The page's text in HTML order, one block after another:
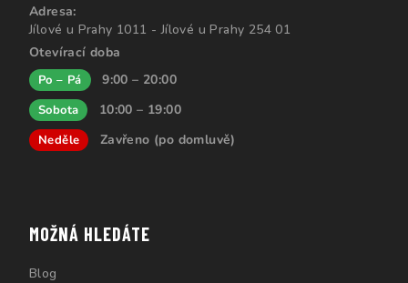
Adresa:
Jílové u Prahy 1011 - Jílové u Prahy 254 01
Otevírací doba
Po – Pá 9:00 – 20:00
Sobota 10:00 – 19:00
Neděle Zavřeno (po domluvě)
MOŽNÁ HLEDÁTE
Blog